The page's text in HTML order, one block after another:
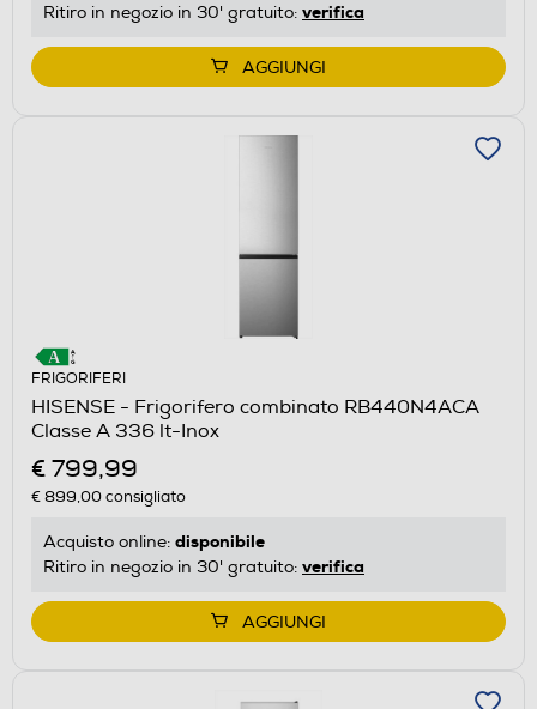
Ritiro in negozio in 30' gratuito: verifica
AGGIUNGI
FRIGORIFERI
HISENSE - Frigorifero combinato RB440N4ACA
Classe A 336 lt-Inox
€ 799,99
€ 899,00consigliato
Acquisto online: disponibile
Ritiro in negozio in 30' gratuito: verifica
AGGIUNGI